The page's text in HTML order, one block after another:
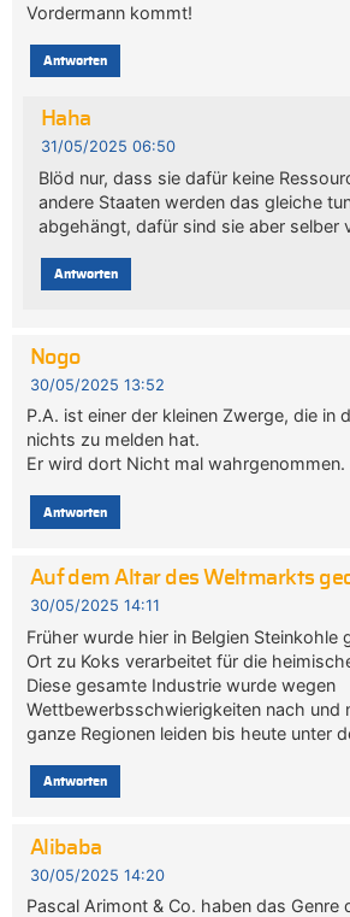
Vordermann kommt!
Antworten
Haha
31/05/2025 06:50
Blöd nur, dass sie dafür keine
andere Staaten werden das gleiche
abgehängt, dafür sind sie aber selber
Antworten
Nogo
30/05/2025 13:52
P.A. ist einer der kleinen Zwerge, die in
nichts zu melden hat.
Er wird dort Nicht mal wahrgenommen.
Antworten
Auf dem Altar des Weltmarkts
30/05/2025 14:11
Früher wurde hier in Belgien Steinkohle
Ort zu Koks verarbeitet für die
Diese gesamte Industrie wurde wegen
Wettbewerbsschwierigkeiten nach und
ganze Regionen leiden bis heute unter
Antworten
Alibaba
30/05/2025 14:20
Pascal Arimont & Co. haben das Genre